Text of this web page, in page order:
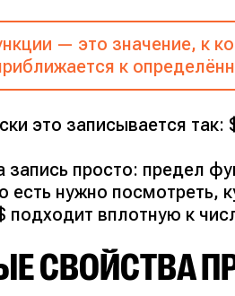
— это значение, к
к
это записывается так:
запись просто: предел
есть нужно посмотреть,
подходит вплотную к
СВОЙСТВА